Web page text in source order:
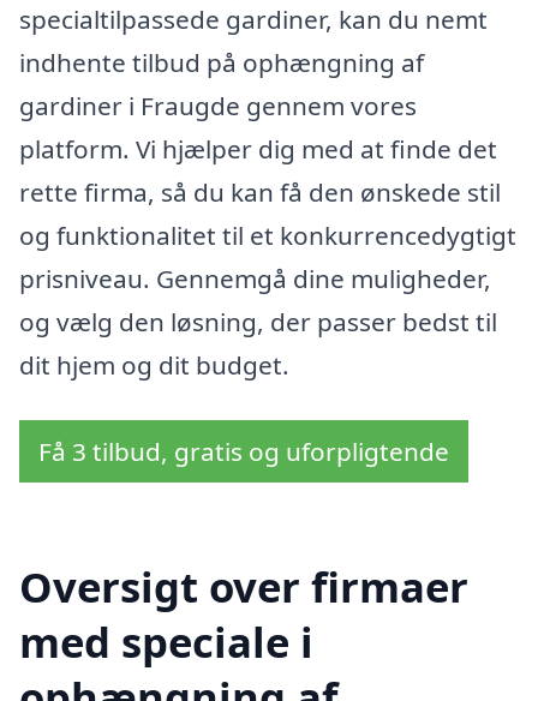
specialtilpassede gardiner, kan du nemt
indhente tilbud på ophængning af
gardiner i Fraugde gennem vores
platform. Vi hjælper dig med at finde det
rette firma, så du kan få den ønskede stil
og funktionalitet til et konkurrencedygtigt
prisniveau. Gennemgå dine muligheder,
og vælg den løsning, der passer bedst til
dit hjem og dit budget.
Få 3 tilbud, gratis og uforpligtende
Oversigt over firmaer
med speciale i